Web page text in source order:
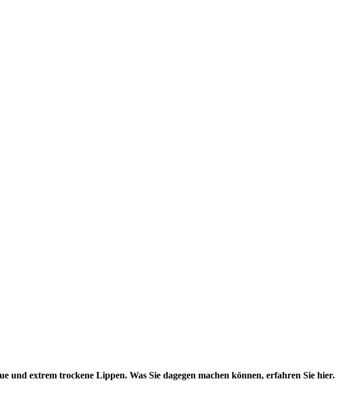
extrem trockene Lippen. Was Sie dagegen machen können, erfahren Sie hier.